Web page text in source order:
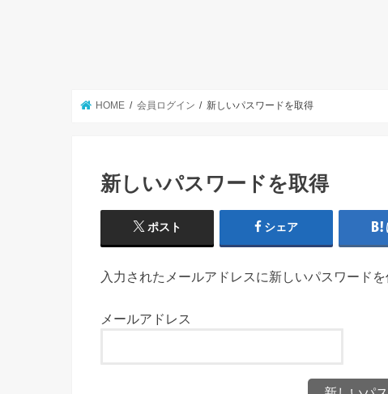
HOME 会員ログイン 新しいパスワードを取得
新しいパスワードを取得
ポスト シェア
入力されたメールアドレスに新しいパスワード
メールアドレス